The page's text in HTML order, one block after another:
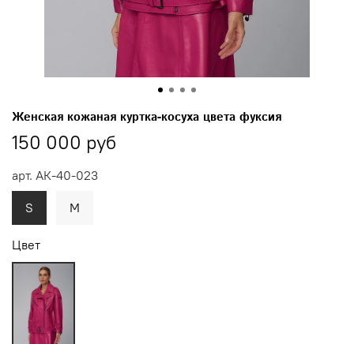
арт. АК-40-023
Женская кожаная куртка-косуха цвета фуксия
150 000 руб
S M
Цвет